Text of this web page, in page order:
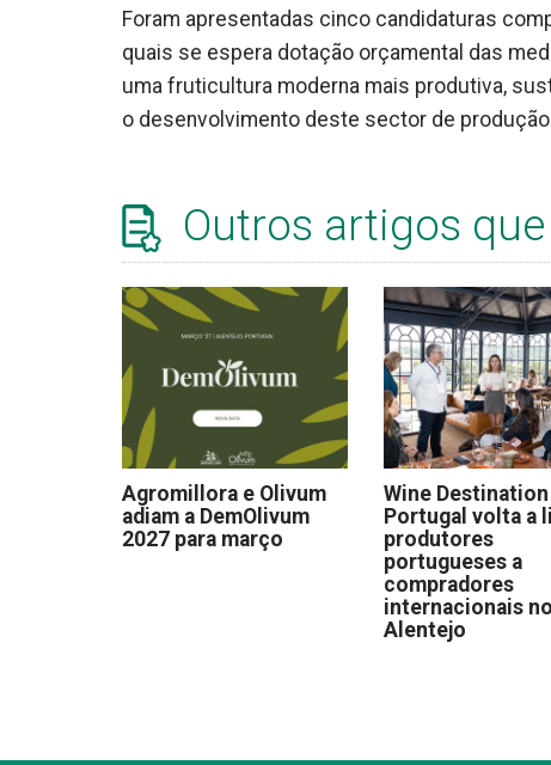
Foram apresentadas cinco candidaturas
quais se espera dotação orçamental das
uma fruticultura moderna mais produtiva,
o desenvolvimento deste sector de produção
Outros artigos
Agromillora e Olivum
adiam a DemOlivum
2027 para março
Wine Destination
Portugal volta a
produtores
portugueses a
compradores
internacionais no
Alentejo